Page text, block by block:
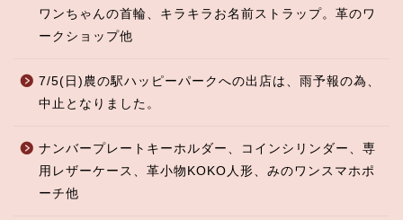
ワンちゃんの首輪、キラキラお名前ストラップ。革のワ
ークショップ他
7/5(日)農の駅ハッピーパークへの出店は、雨予報の為、
中止となりました。
ナンバープレートキーホルダー、コインシリンダー、専
用レザーケース、革小物KOKO人形、みのワンスマホポ
ーチ他